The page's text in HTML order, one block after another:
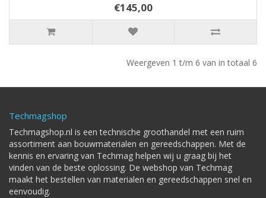
€145,00
Weergeven 1 t/m 6 van in totaal 6
Techmagshop
Techmagshop.nl is een technische groothandel met een ruim
assortiment aan bouwmaterialen en gereedschappen. Met de
kennis en ervaring van Techmag helpen wij u graag bij het
vinden van de beste oplossing. De webshop van Techmag
maakt het bestellen van materialen en gereedschappen snel en
eenvoudig.